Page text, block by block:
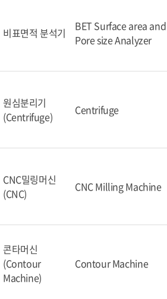
비표면적 분석기
BET Surface area and
Pore size Analyzer
원심분리기
(Centrifuge)
Centrifuge
CNC밀링머신
(CNC)
CNC Milling Machine
콘타머신
(Contour
Machine)
Contour Machine